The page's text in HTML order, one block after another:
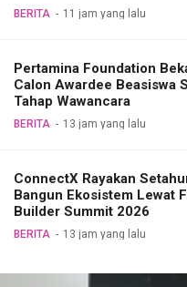
BERITA 11 jam yang lalu
Pertamina Foundation
Calon Awardee Beasiswa
Tahap Wawancara
BERITA 13 jam yang lalu
ConnectX Rayakan
Bangun Ekosistem Lewat
Builder Summit 2026
BERITA 13 jam yang lalu